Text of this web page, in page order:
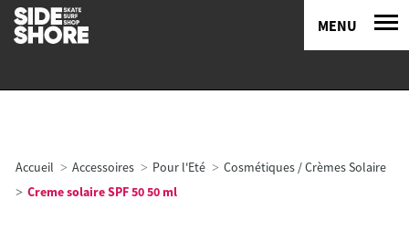
MENU
Accueil Accessoires Pour l'Eté
Cosmétiques / Crèmes Solaire
Creme solaire SPF 50 50 ml